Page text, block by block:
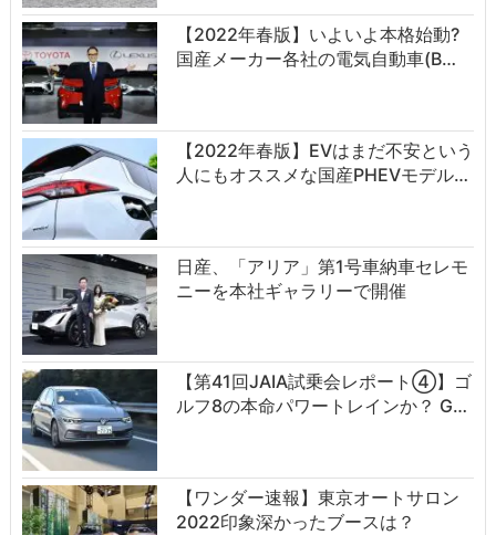
【2022年春版】いよいよ本格始動?
国産メーカー各社の電気自動車(B…
【2022年春版】EVはまだ不安という
人にもオススメな国産PHEVモデル…
日産、「アリア」第1号車納車セレモ
ニーを本社ギャラリーで開催
【第41回JAIA試乗会レポート④】ゴ
ルフ8の本命パワートレインか？ G…
【ワンダー速報】東京オートサロン
2022印象深かったブースは？